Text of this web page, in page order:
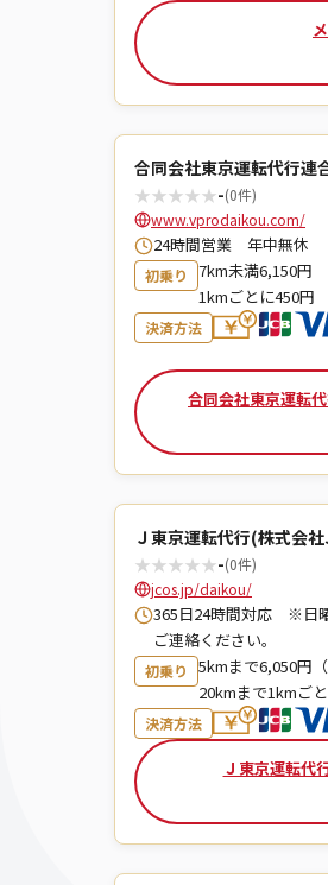
合同会社東京運転代行連
★★★★★-(0件)
www.vprodaikou.com/
24時間営業 年中無休
初乗り
7km未満6,150円
1kmごとに450円
決済方法
合同会社東京運転
Ｊ東京運転代行(株式会
★★★★★-(0件)
jcos.jp/daikou/
365日24時間対応 ※日
ご連絡ください。
初乗り
5kmまで6,050円（
20kmまで1kmご
決済方法
Ｊ東京運転代